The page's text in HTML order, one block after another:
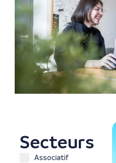
Secteurs
Associatif